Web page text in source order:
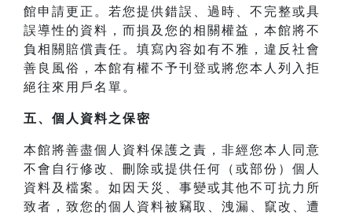
館申請更正。若您提供錯誤、過時、不完整或具
誤導性的資料，而損及您的相關權益，本館將不
負相關賠償責任。填寫內容如有不雅，違反社會
善良風俗，本館有權不予刊登或將您本人列入拒
絕往來用戶名單。
五、個人資料之保密
本館將善盡個人資料保護之責，非經您本人同意
不會自行修改、刪除或提供任何（或部份）個人
資料及檔案。如因天災、事變或其他不可抗力所
致者，致您的個人資料被竊取、洩漏、竄改、遭